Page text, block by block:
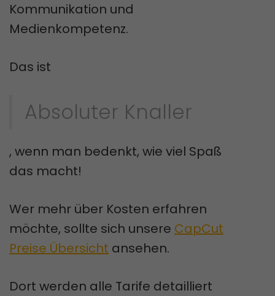
Kommunikation und
Medienkompetenz.
Das ist
Absoluter Knaller
, wenn man bedenkt, wie viel Spaß
das macht!
Wer mehr über Kosten erfahren
möchte, sollte sich unsere CapCut
Preise Übersicht ansehen.
Dort werden alle Tarife detailliert